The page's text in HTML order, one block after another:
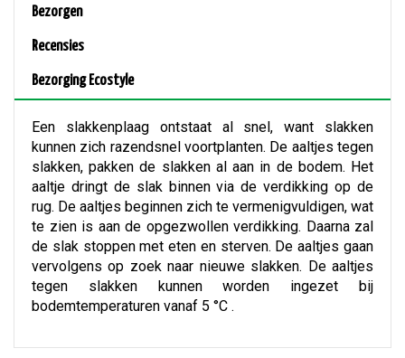
Bezorgen
Recensies
Bezorging Ecostyle
Een slakkenplaag ontstaat al snel, want slakken
kunnen zich razendsnel voortplanten. De aaltjes tegen
slakken, pakken de slakken al aan in de bodem. Het
aaltje dringt de slak binnen via de verdikking op de
rug. De aaltjes beginnen zich te vermenigvuldigen, wat
te zien is aan de opgezwollen verdikking. Daarna zal
de slak stoppen met eten en sterven. De aaltjes gaan
vervolgens op zoek naar nieuwe slakken. De aaltjes
tegen slakken kunnen worden ingezet bij
bodemtemperaturen vanaf 5 °C .